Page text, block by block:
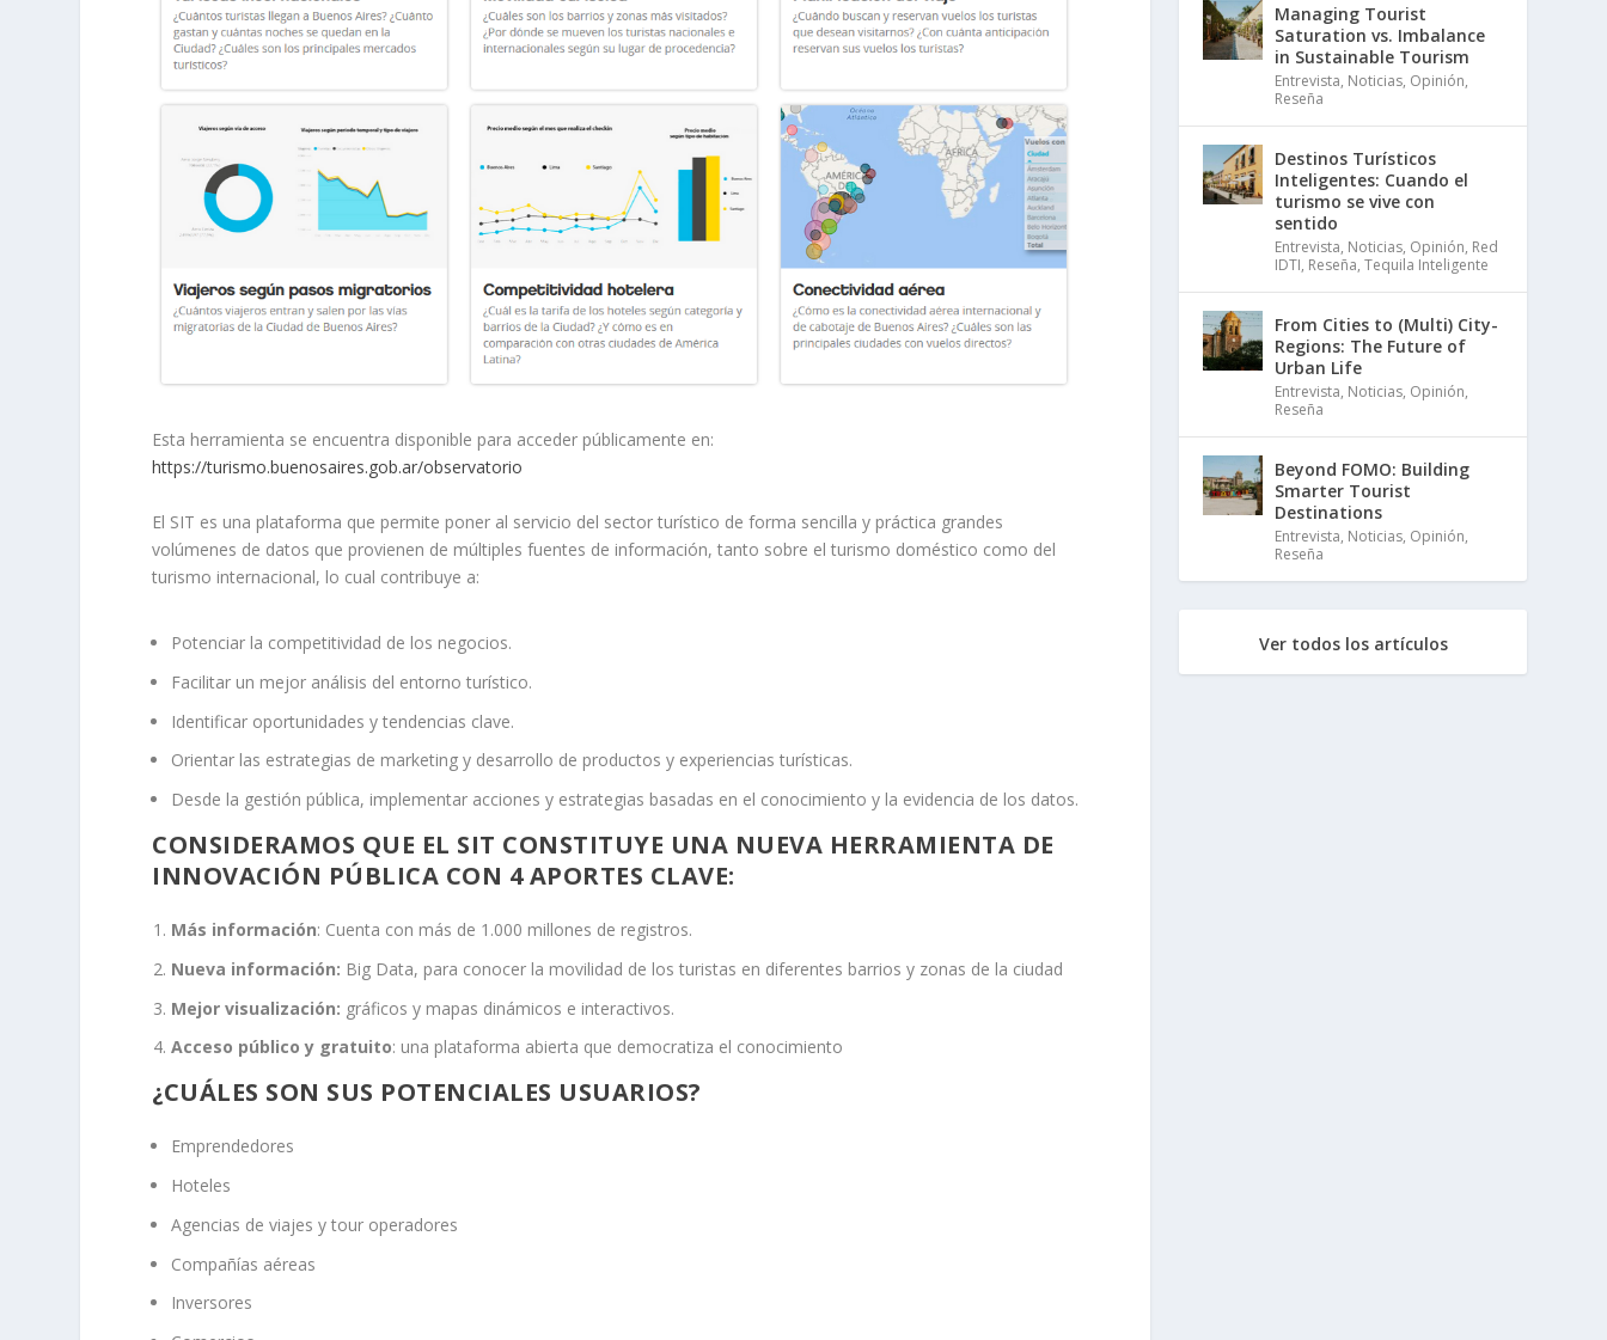
Esta herramienta se encuentra disponible para acceder públicamente en:
https://turismo.buenosaires.gob.ar/observatorio
El SIT es una plataforma que permite poner al servicio del sector turístico de forma sencilla y práctica grandes
volúmenes de datos que provienen de múltiples fuentes de información, tanto sobre el turismo doméstico como del
turismo internacional, lo cual contribuye a:
Potenciar la competitividad de los negocios.
Facilitar un mejor análisis del entorno turístico.
Identificar oportunidades y tendencias clave.
Orientar las estrategias de marketing y desarrollo de productos y experiencias turísticas.
Desde la gestión pública, implementar acciones y estrategias basadas en el conocimiento y la evidencia de los datos.
CONSIDERAMOS QUE EL SIT CONSTITUYE UNA NUEVA HERRAMIENTA DE
INNOVACIÓN PÚBLICA CON 4 APORTES CLAVE:
Más información: Cuenta con más de 1.000 millones de registros.
Nueva información: Big Data, para conocer la movilidad de los turistas en diferentes barrios y zonas de la ciudad
Mejor visualización: gráficos y mapas dinámicos e interactivos.
Acceso público y gratuito: una plataforma abierta que democratiza el conocimiento
¿CUÁLES SON SUS POTENCIALES USUARIOS?
Emprendedores
Hoteles
Agencias de viajes y tour operadores
Compañías aéreas
Inversores
Managing Tourist
Saturation vs. Imbalance
in Sustainable Tourism
Entrevista, Noticias, Opinión,
Reseña
Destinos Turísticos
Inteligentes: Cuando el
turismo se vive con
sentido
Entrevista, Noticias, Opinión, Red
IDTI, Reseña,Tequila Inteligente
From Cities to (Multi) City-
Regions: The Future of
Urban Life
Entrevista, Noticias, Opinión,
Reseña
Beyond FOMO: Building
Smarter Tourist
Destinations
Entrevista, Noticias, Opinión,
Reseña
Ver todos los artículos